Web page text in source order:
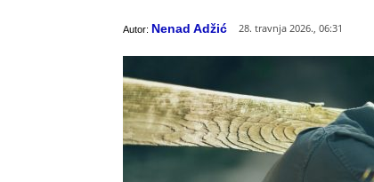
Autor: Nenad Adžić 28. travnja 2026., 06:31